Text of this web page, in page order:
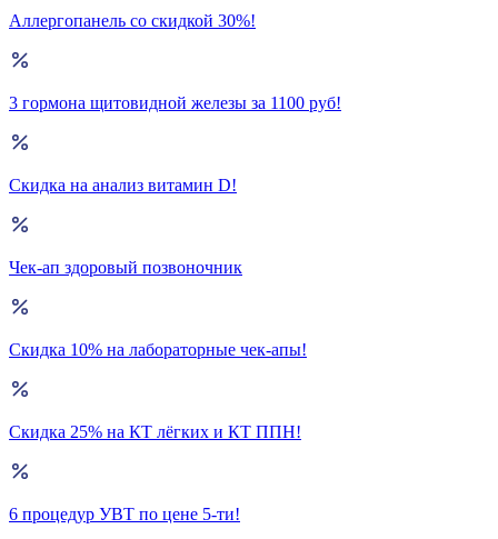
Аллергопанель со скидкой 30%!
3 гормона щитовидной железы за 1100 руб!
Скидка на анализ витамин D!
Чек-ап здоровый позвоночник
Скидка 10% на лабораторные чек-апы!
Скидка 25% на КТ лёгких и КТ ППН!
6 процедур УВТ по цене 5-ти!